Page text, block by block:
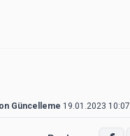
Güncelleme 19.01.2023 10:07